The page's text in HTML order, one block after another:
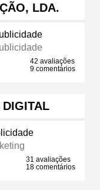
LDA.
42 avaliações
9 comentários
DIGITAL
31 avaliações
18 comentários